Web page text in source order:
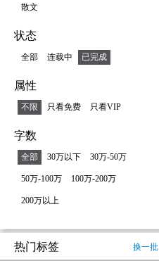
散文
状态
全部 连载中 已完成
属性
不限 只看免费 只看VIP
字数
全部 30万以下 30万-50万
50万-100万 100万-200万
200万以上
热门标签 换一批